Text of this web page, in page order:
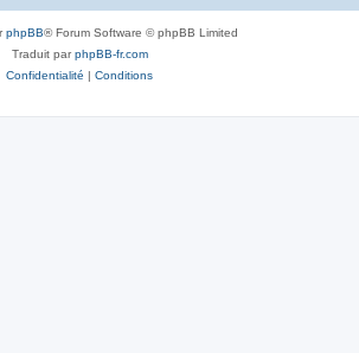
phpBB® Forum Software © phpBB Limited
Traduit parphpBB-fr.com
Confidentialité | Conditions